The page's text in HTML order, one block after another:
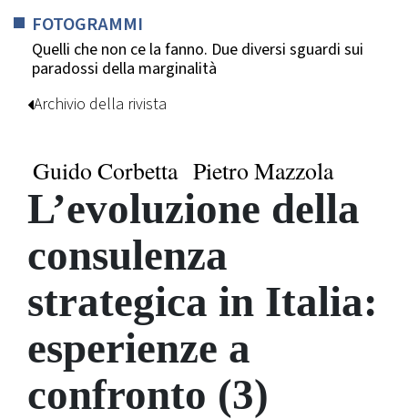
FOTOGRAMMI
Quelli che non ce la fanno. Due diversi sguardi sui
paradossi della marginalità
Archivio della rivista
Guido Corbetta Pietro Mazzola
L’evoluzione della
consulenza
strategica in Italia:
esperienze a
confronto (3)